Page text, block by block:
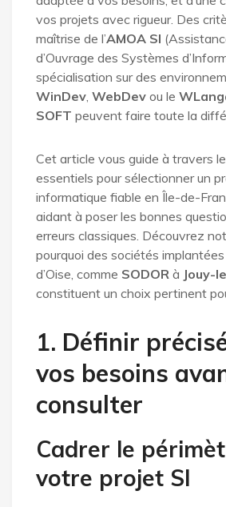
vos projets avec rigueur. Des
maîtrise de l’AMOA SI
d’Ouvrage des Systèmes
spécialisation sur des
WinDev WebDev ou le
SOFT peuvent faire toute la
Cet article vous guide à travers
essentiels pour sélectionner un
informatique fiable en Île-de-
aidant à poser les bonnes
erreurs classiques. Découvrez
pourquoi des sociétés
d’Oise, comme SODOR à Jouy-
constituent un choix pertinent
1. Définir
vos besoins
consulter
Cadrer le
votre projet SI